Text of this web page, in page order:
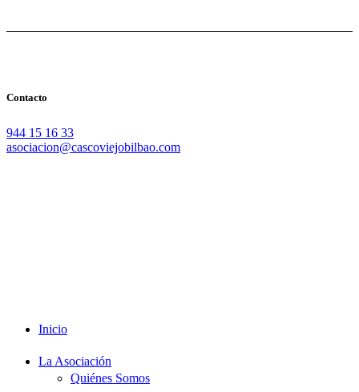
Contacto
944 15 16 33
asociacion@cascoviejobilbao.com
Inicio
La Asociación
Quiénes Somos